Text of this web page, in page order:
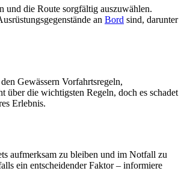
und die Route sorgfältig auszuwählen.
an Bord sind, darunter
Gewässern Vorfahrtsregeln,
über die wichtigsten Regeln, doch es schadet
Erlebnis.
aufmerksam zu bleiben und im Notfall zu
ein entscheidender Faktor – informiere